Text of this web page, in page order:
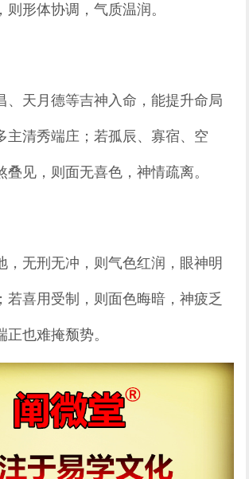
则形体协调，气质温润。
、天月德等吉神入命，能提升命局
主清秀端庄；若孤辰、寡宿、空
叠见，则面无喜色，神情疏离。
，无刑无冲，则气色红润，眼神明
若喜用受制，则面色晦暗，神疲乏
也难掩颓势。